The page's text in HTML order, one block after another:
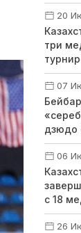
20
три
07
дзюдо
06
с 18
26